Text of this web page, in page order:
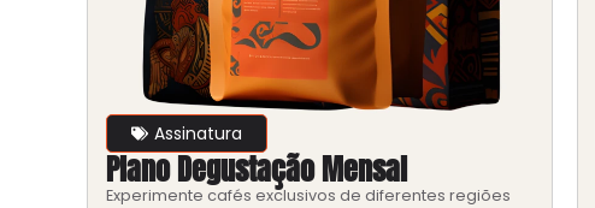
Assinatura
Plano Degustação Mensal
Experimente cafés exclusivos de diferentes regiões